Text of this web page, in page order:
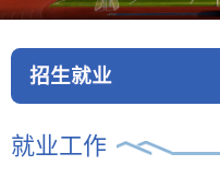
招生就业
就业工作